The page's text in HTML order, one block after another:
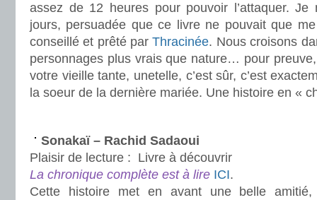
assez de 12 heures pour pouvoir l’attaquer. Je
jours, persuadée que ce livre ne pouvait que
conseillé et prêté parThracinée. Nous croisons
personnages plus vrais que nature… pour
votre vieille tante, unetelle, c’est sûr, c’est
la soeur de la dernière mariée. Une histoire en «
Sonakaï – Rachid Sadaoui
Plaisir de lecture : Livre à découvrir
La chronique complète est à lire ICI.
Cette histoire met en avant une belle amitié,